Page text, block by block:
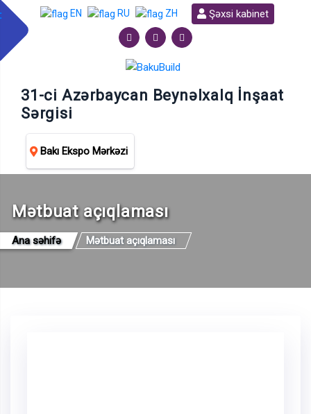
EN RU ZH Şəxsi kabinet
31-ci Azərbaycan Beynəlxalq İnşaat
Sərgisi
Bakı Ekspo Mərkəzi
Mətbuat açıqlaması
Ana səhifə Mətbuat açıqlaması